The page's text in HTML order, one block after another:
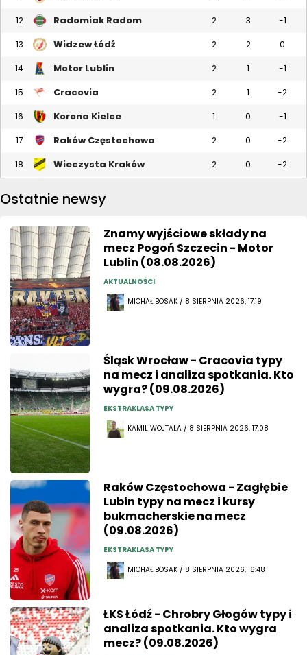
12 Radomiak Radom 2 3 -1
13 Widzew Łódź 2 2 0
14 Motor Lublin 2 1 -1
15 Cracovia 2 1 -2
16 Korona Kielce 1 0 -1
17 Raków Częstochowa 2 0 -2
18 Wieczysta Kraków 2 0 -2
Ostatnie newsy
Znamy wyjściowe składy na
mecz Pogoń Szczecin - Motor
Lublin (08.08.2026)
AKTUALNOŚCI
MICHAŁ BOSAK / 8 SIERPNIA 2026, 17:19
Śląsk Wrocław - Cracovia typy
na mecz i analiza spotkania. Kto
wygra? (09.08.2026)
EKSTRAKLASA TYPY
KAMIL WOJTALA / 8 SIERPNIA 2026, 17:08
Raków Częstochowa - Zagłębie
Lubin typy na mecz i kursy
bukmacherskie na mecz
(09.08.2026)
EKSTRAKLASA TYPY
MICHAŁ BOSAK / 8 SIERPNIA 2026, 16:48
ŁKS Łódź - Chrobry Głogów typy i
analiza spotkania. Kto wygra
mecz? (09.08.2026)